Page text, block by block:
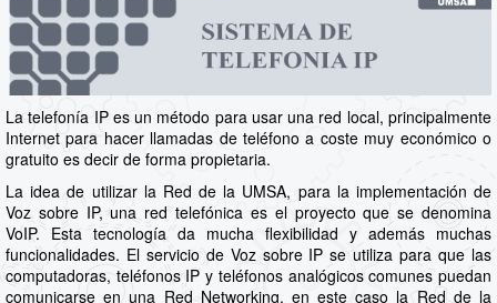
La telefonía IP es un método para usar una red local, principalmente
Internet para hacer llamadas de teléfono a coste muy económico o
gratuito es decir de forma propietaria.
La idea de utilizar la Red de la UMSA, para la implementación de
Voz sobre IP, una red telefónica es el proyecto que se denomina
VoIP. Esta tecnología da mucha flexibilidad y además muchas
funcionalidades. El servicio de Voz sobre IP se utiliza para que las
computadoras, teléfonos IP y teléfonos analógicos comunes puedan
comunicarse en una Red Networking, en este caso la Red de la